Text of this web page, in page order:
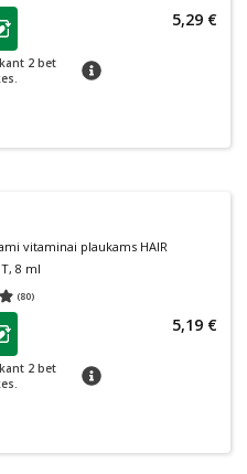
klubo narių nuolaida
2 bet
patarimas
5,29 €
vitaminai plaukams HAIR
8 ml
(80) 4.91
klubo narių nuolaida
2 bet
patarimas
5,19 €